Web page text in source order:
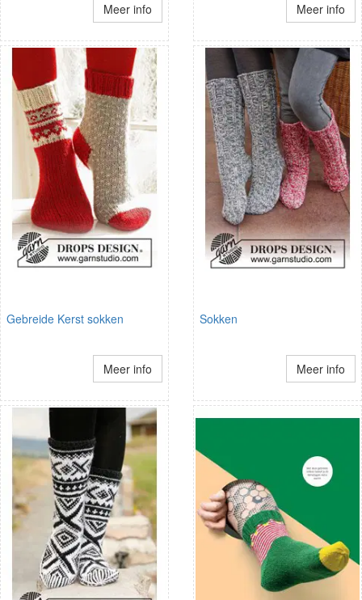
Meer info Meer info
Gebreide Kerst sokken
Meer info
Sokken
Meer info